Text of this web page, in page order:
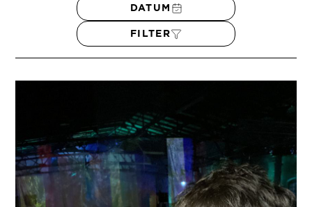
DATUM
FILTER